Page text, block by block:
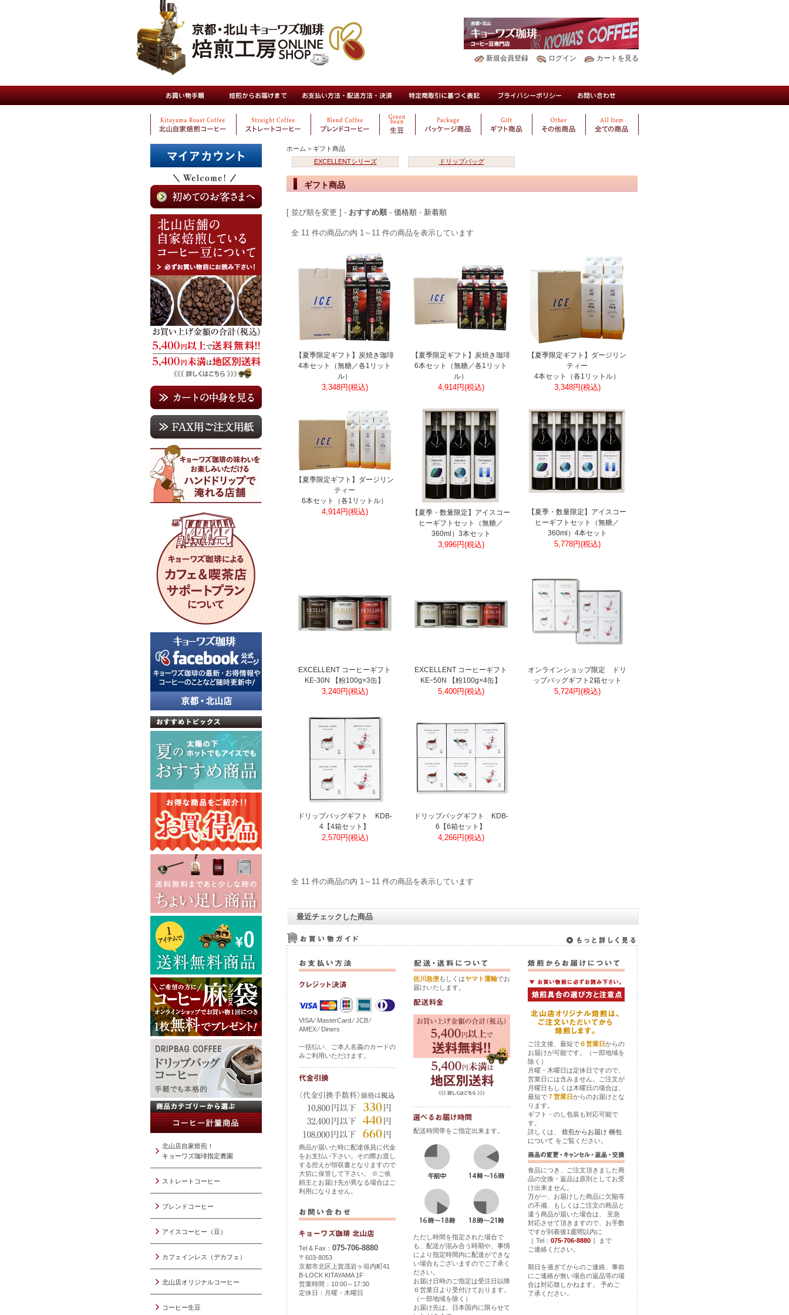
新規会員登録 ログイン カートを見る
ホーム > ギフト商品
EXCELLENTシリーズ
ドリップバッグ
ギフト商品
[ 並び順を変更 ] - おすすめ順 - 価格順 - 新着順
全 11 件の商品の内 1～11 件の商品を表示しています
【夏季限定ギフト】炭焼き珈琲
4本セット（無糖／各1リット
ル）
3,348円(税込)
【夏季限定ギフト】炭焼き珈琲
6本セット（無糖／各1リット
ル）
4,914円(税込)
【夏季限定ギフト】ダージリン
ティー
4本セット（各1リットル）
3,348円(税込)
【夏季限定ギフト】ダージリン
ティー
6本セット（各1リットル）
4,914円(税込)
【夏季・数量限定】アイスコー
ヒーギフトセット（無糖／
360ml）3本セット
3,996円(税込)
【夏季・数量限定】アイスコー
ヒーギフトセット（無糖／
360ml）4本セット
5,778円(税込)
EXCELLENT コーヒーギフト
KE-30N 【粉100g×3缶】
3,240円(税込)
EXCELLENT コーヒーギフト
KEｰ50N 【粉100g×4缶】
5,400円(税込)
オンラインショップ限定 ドリ
ップバッグギフト2箱セット
5,724円(税込)
ドリップバッグギフト KDB-
4【4箱セット】
2,570円(税込)
ドリップバッグギフト KDB-
6【6箱セット】
4,266円(税込)
全 11 件の商品の内 1～11 件の商品を表示しています
最近チェックした商品
VISA ⁄ MasterCard ⁄ JCB ⁄
AMEX ⁄ Diners
一括払い、ご本人名義のカードの
みご利用いただけます。
商品が届いた時に配達係員に代金
をお支払い下さい。その際お渡し
する控えが領収書となりますので
大切に保管して下さい。 ※ご依
頼主とお届け先が異なる場合はご
利用になりません。
Tel & Fax： 075-706-8880
〒603-8053
京都市北区上賀茂岩ヶ垣内町41
B-LOCK KITAYAMA 1F
営業時間：10:00～17:30
定休日：月曜・木曜日
佐川急便もしくはヤマト運輸でお
届けいたします。
配送時間帯をご指定出来ます。
ただし時間を指定された場合で
も、配送が混み合う時期や、事情
により指定時間内に配達ができな
い場合もございますのでご了承く
ださい。
お届け日時のご指定は受注日以降
６営業日より受付けております。
（一部地域を除く）
お届け先は、日本国内に限らせて
ご注文後、最短で６営業日からの
お届けが可能です。（一部地域を
除く）
月曜・木曜日は定休日ですので、
営業日には含みません。ご注文が
月曜日もしくは木曜日の場合は、
最短で ７営業日からのお届けとな
ります。
ギフト・のし包装も対応可能で
す。
詳しくは、 焙煎からお届け 梱包
について をご覧ください。
食品につき、ご注文頂きました商
品の交換・返品は原則としてお受
け出来ません。
万が一、お届けした商品に欠陥等
の不備、もしくはご注文の商品と
違う商品が届いた場合は、 至急
対応させて頂きますので、お手数
ですが到着後1週間以内に
［ Tel： 075-706-8880 ］まで
ご連絡ください。
期日を過ぎてからのご連絡、事前
にご連絡が無い場合の返品等の場
合は対応致しかねます。 予めご
了承ください。
北山店自家焙煎！
キョーワズ珈琲指定農園
ストレートコーヒー
ブレンドコーヒー
アイスコーヒー（豆）
カフェインレス（デカフェ）
北山店オリジナルコーヒー
コーヒー生豆